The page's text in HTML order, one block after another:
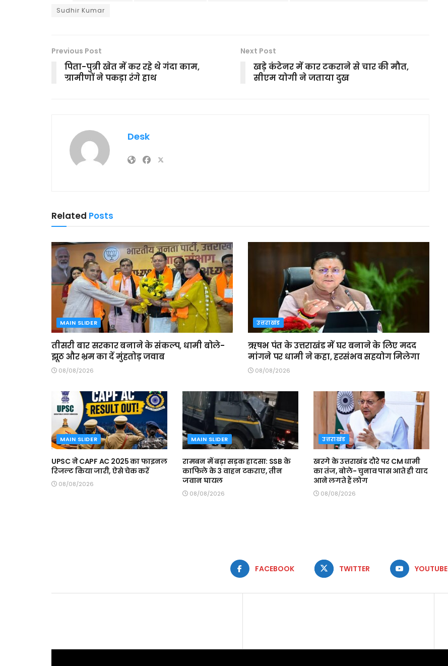
Sudhir Kumar
Previous Post
पिता-पुत्री खेत में कर रहे थे गंदा काम,
ग्रामीणों ने पकड़ा रंगे हाथ
Next Post
खड़े कंटेनर में कार टकराने से चार की मौत,
सीएम योगी ने जताया दुख
Desk
Related Posts
MAIN SLIDER
तीसरी बार सरकार बनाने के संकल्प, धामी बोले-
झूठ और भ्रम का दें मुंहतोड़ जवाब
08/08/2026
उत्तराखंड
ऋषभ पंत के उत्तराखंड में घर बनाने के लिए मदद
मांगने पर धामी ने कहा, हरसंभव सहयोग मिलेगा
08/08/2026
MAIN SLIDER
UPSC ने CAPF AC 2025 का फाइनल
रिजल्ट किया जारी, ऐसे चेक करें
08/08/2026
MAIN SLIDER
रामबन में बड़ा सड़क हादसा: SSB के
काफिले के 3 वाहन टकराए, तीन
जवान घायल
08/08/2026
उत्तराखंड
खरगे के उत्तराखंड दौरे पर CM धामी
का तंज, बोले- चुनाव पास आते ही याद
आने लगते हैं लोग
08/08/2026
FACEBOOK TWITTER YOUTUBE